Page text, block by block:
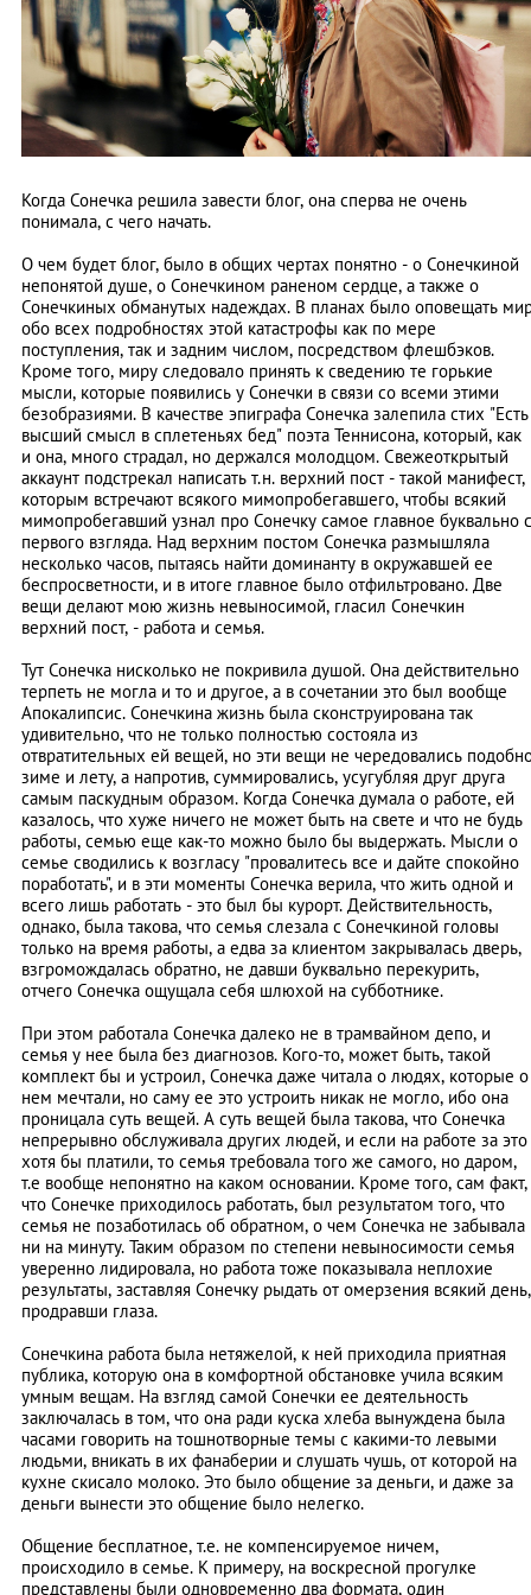
Когда Сонечка решила завести блог, она сперва не очень
понимала, с чего начать.
О чем будет блог, было в общих чертах понятно - о Сонечкиной
непонятой душе, о Сонечкином раненом сердце, а также о
Сонечкиных обманутых надеждах. В планах было оповещать
обо всех подробностях этой катастрофы как по мере
поступления, так и задним числом, посредством флешбэков.
Кроме того, миру следовало принять к сведению те горькие
мысли, которые появились у Сонечки в связи со всеми этими
безобразиями. В качестве эпиграфа Сонечка залепила стих "Есть
высший смысл в сплетеньях бед" поэта Теннисона, который, как
и она, много страдал, но держался молодцом. Свежеоткрытый
аккаунт подстрекал написать т.н. верхний пост - такой манифест,
которым встречают всякого мимопробегавшего, чтобы всякий
мимопробегавший узнал про Сонечку самое главное буквально с
первого взгляда. Над верхним постом Сонечка размышляла
несколько часов, пытаясь найти доминанту в окружавшей ее
беспросветности, и в итоге главное было отфильтровано. Две
вещи делают мою жизнь невыносимой, гласил Сонечкин
верхний пост, - работа и семья.
Тут Сонечка нисколько не покривила душой. Она действительно
терпеть не могла и то и другое, а в сочетании это был вообще
Апокалипсис. Сонечкина жизнь была сконструирована так
удивительно, что не только полностью состояла из
отвратительных ей вещей, но эти вещи не чередовались
зиме и лету, а напротив, суммировались, усугубляя друг друга
самым паскудным образом. Когда Сонечка думала о работе, ей
казалось, что хуже ничего не может быть на свете и что не будь
работы, семью еще как-то можно было бы выдержать. Мысли о
семье сводились к возгласу "провалитесь все и дайте спокойно
поработать", и в эти моменты Сонечка верила, что жить одной и
всего лишь работать - это был бы курорт. Действительность,
однако, была такова, что семья слезала с Сонечкиной головы
только на время работы, а едва за клиентом закрывалась дверь,
взгромождалась обратно, не давши буквально перекурить,
отчего Сонечка ощущала себя шлюхой на субботнике.
При этом работала Сонечка далеко не в трамвайном депо, и
семья у нее была без диагнозов. Кого-то, может быть, такой
комплект бы и устроил, Сонечка даже читала о людях, которые о
нем мечтали, но саму ее это устроить никак не могло, ибо она
проницала суть вещей. А суть вещей была такова, что Сонечка
непрерывно обслуживала других людей, и если на работе за это
хотя бы платили, то семья требовала того же самого, но даром,
т.е вообще непонятно на каком основании. Кроме того, сам факт,
что Сонечке приходилось работать, был результатом того, что
семья не позаботилась об обратном, о чем Сонечка не забывала
ни на минуту. Таким образом по степени невыносимости семья
уверенно лидировала, но работа тоже показывала неплохие
результаты, заставляя Сонечку рыдать от омерзения всякий день,
продравши глаза.
Сонечкина работа была нетяжелой, к ней приходила приятная
публика, которую она в комфортной обстановке учила всяким
умным вещам. На взгляд самой Сонечки ее деятельность
заключалась в том, что она ради куска хлеба вынуждена была
часами говорить на тошнотворные темы с какими-то левыми
людьми, вникать в их фанаберии и слушать чушь, от которой на
кухне скисало молоко. Это было общение за деньги, и даже за
деньги вынести это общение было нелегко.
Общение бесплатное, т.е. не компенсируемое ничем,
происходило в семье. К примеру, на воскресной прогулке
представлены были одновременно два формата, один